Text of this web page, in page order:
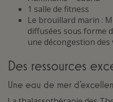
1 salle de fitness
Le brouillard marin :
diffusées sous forme
une décongestion des
Des ressources
Une eau de mer